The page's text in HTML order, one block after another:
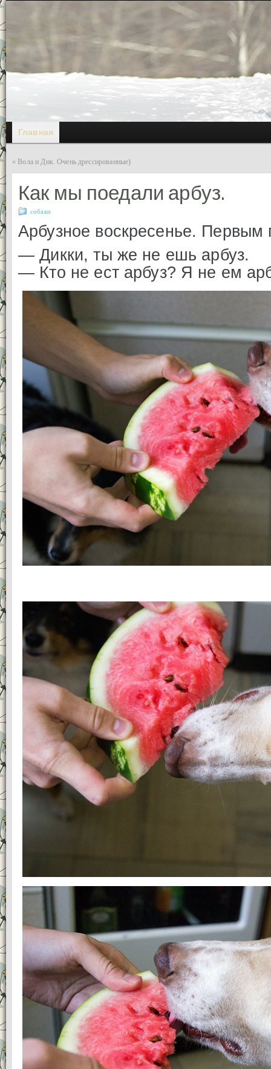
Главная
« Вола и Дик. Очень дрессированные)
Как мы поедали арбуз.
собаки
Арбузное воскресенье.
— Дикки, ты же не ешь арбуз.
— Кто не ест арбуз? Я не ем